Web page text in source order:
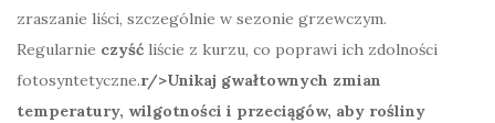
zraszanie liści, szczególnie w sezonie grzewczym.
Regularnie czyść liście z kurzu, co poprawi ich zdolności
fotosyntetyczne.r/>Unikaj gwałtownych zmian
temperatury, wilgotności i przeciągów, aby rośliny